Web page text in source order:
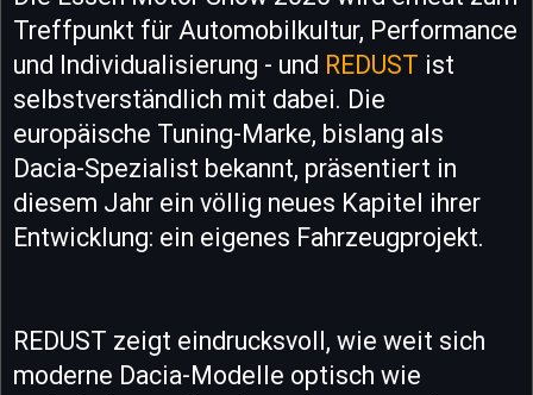
Treffpunkt für Automobilkultur, Performance
und Individualisierung - und REDUST ist
selbstverständlich mit dabei. Die
europäische Tuning-Marke, bislang als
Dacia-Spezialist bekannt, präsentiert in
diesem Jahr ein völlig neues Kapitel ihrer
Entwicklung: ein eigenes Fahrzeugprojekt.
REDUST zeigt eindrucksvoll, wie weit sich
moderne Dacia-Modelle optisch wie